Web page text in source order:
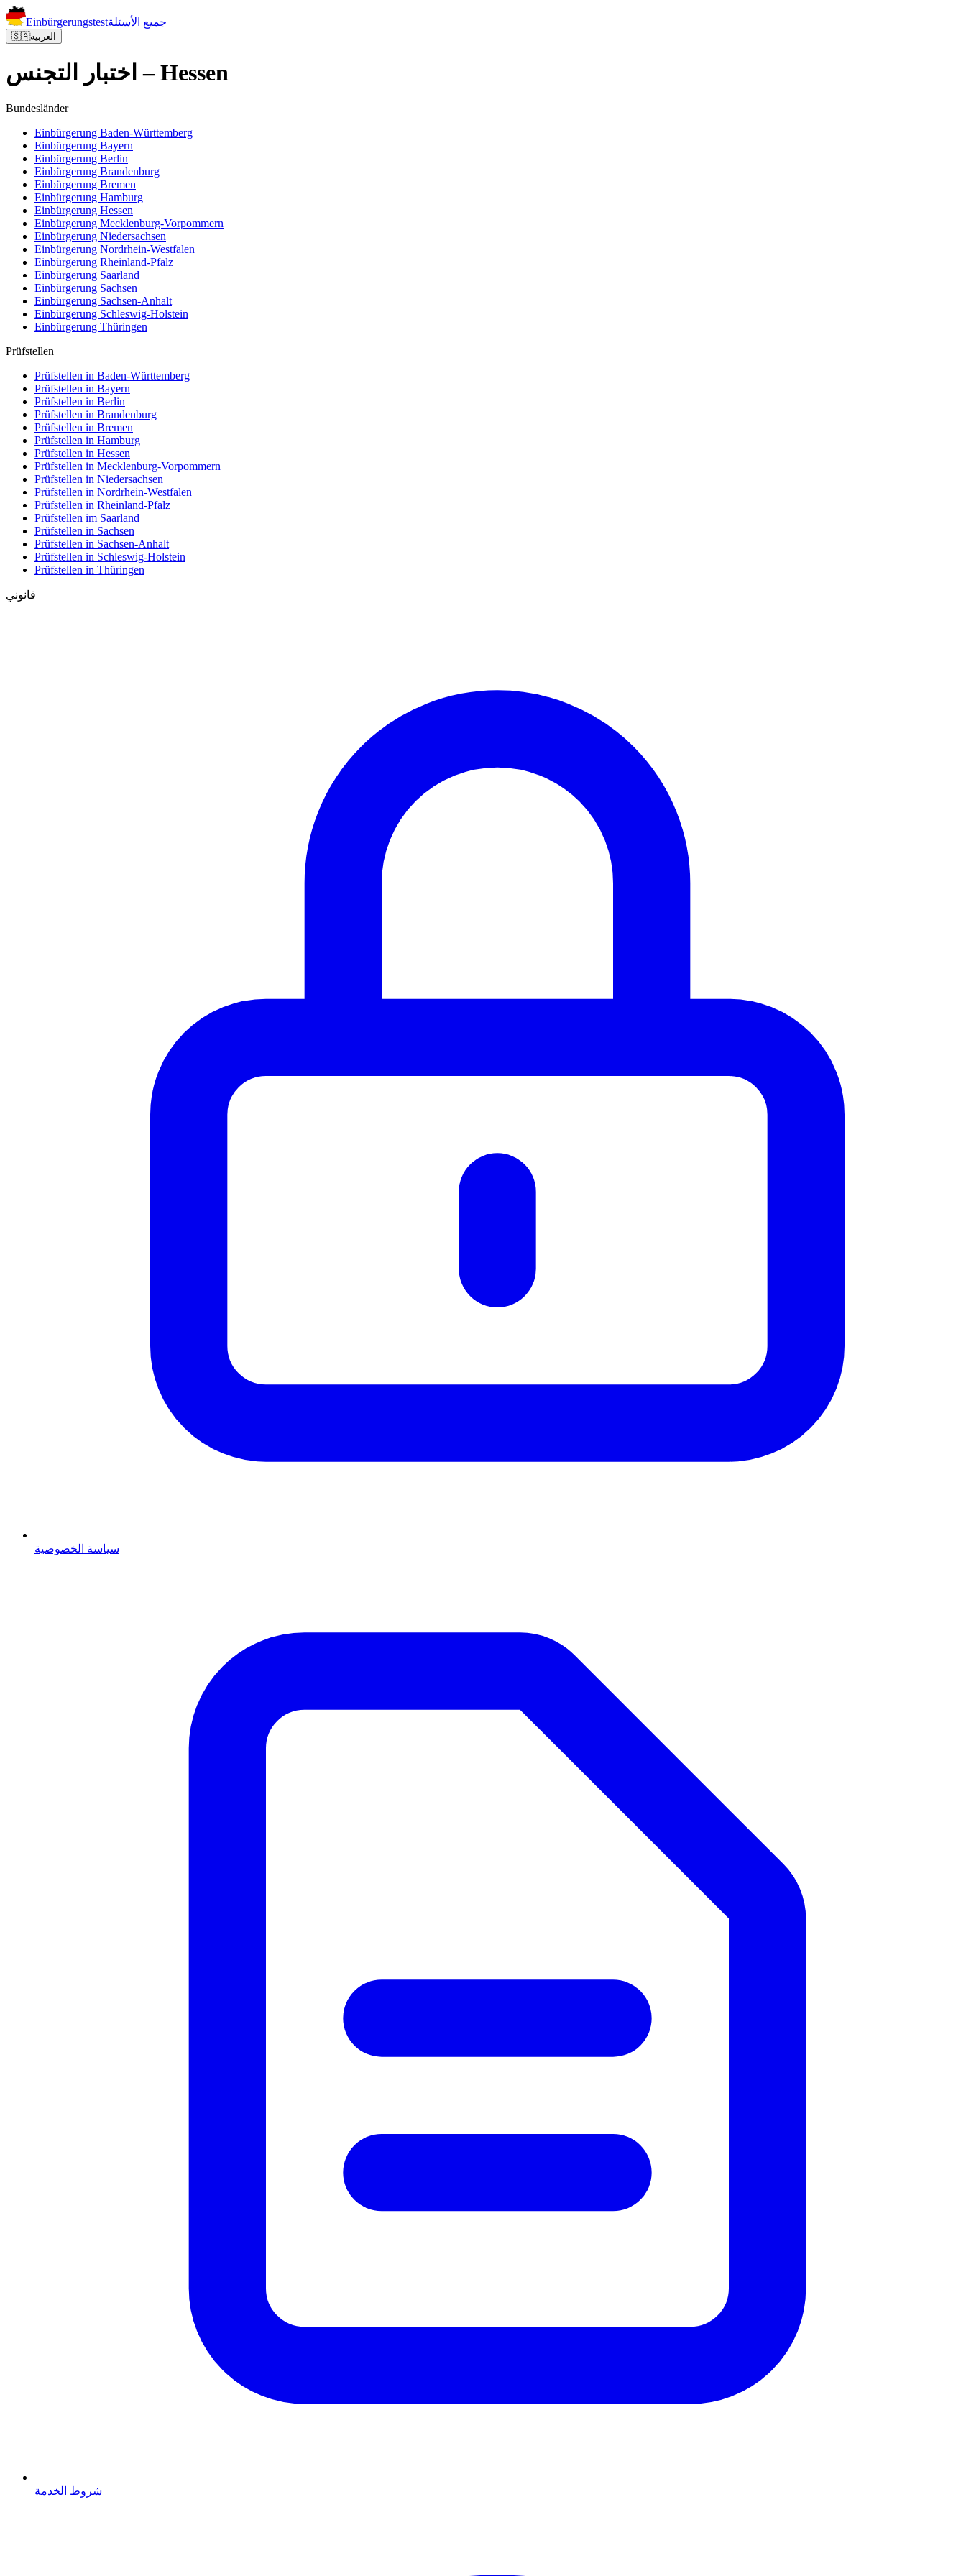
Einbürgerungstestجميع الأسئلة
🇸🇦العربية
اختبار التجنس – Hessen
Bundesländer
Einbürgerung Baden-Württemberg
Einbürgerung Bayern
Einbürgerung Berlin
Einbürgerung Brandenburg
Einbürgerung Bremen
Einbürgerung Hamburg
Einbürgerung Hessen
Einbürgerung Mecklenburg-Vorpommern
Einbürgerung Niedersachsen
Einbürgerung Nordrhein-Westfalen
Einbürgerung Rheinland-Pfalz
Einbürgerung Saarland
Einbürgerung Sachsen
Einbürgerung Sachsen-Anhalt
Einbürgerung Schleswig-Holstein
Einbürgerung Thüringen
Prüfstellen
Prüfstellen in Baden-Württemberg
Prüfstellen in Bayern
Prüfstellen in Berlin
Prüfstellen in Brandenburg
Prüfstellen in Bremen
Prüfstellen in Hamburg
Prüfstellen in Hessen
Prüfstellen in Mecklenburg-Vorpommern
Prüfstellen in Niedersachsen
Prüfstellen in Nordrhein-Westfalen
Prüfstellen in Rheinland-Pfalz
Prüfstellen im Saarland
Prüfstellen in Sachsen
Prüfstellen in Sachsen-Anhalt
Prüfstellen in Schleswig-Holstein
Prüfstellen in Thüringen
قانوني
سياسة الخصوصية
شروط الخدمة